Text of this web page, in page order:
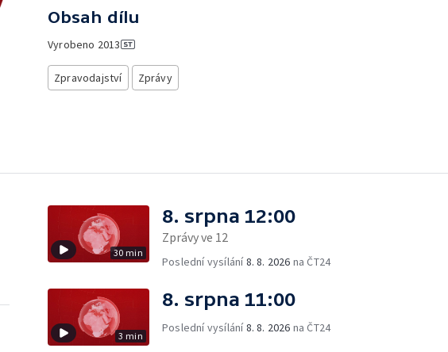
Obsah dílu
Vyrobeno 2013
Zpravodajství Zprávy
30 min
8. srpna 12:00
Zprávy ve 12
Poslední vysílání8. 8. 2026 na ČT24
3 min
8. srpna 11:00
Poslední vysílání8. 8. 2026 na ČT24